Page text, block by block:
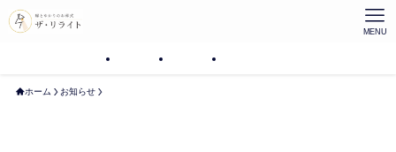
MENU
プラン プラン
ホーム お知らせ